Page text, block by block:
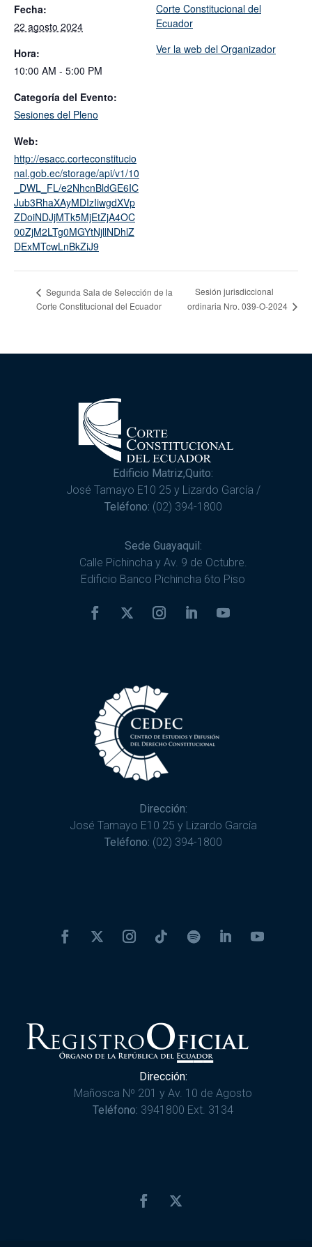
Fecha:
22 agosto 2024
Hora:
10:00 AM - 5:00 PM
Categoría del Evento:
Sesiones del Pleno
Web:
http://esacc.corteconstitucio
nal.gob.ec/storage/api/v1/10
_DWL_FL/e2NhcnBldGE6IC
Jub3RhaXAyMDIzIiwgdXVp
ZDoiNDJjMTk5MjEtZjA4OC
00ZjM2LTg0MGYtNjllNDhlZ
DExMTcwLnBkZiJ9
Corte Constitucional del
Ecuador
Ver la web del Organizador
Segunda Sala de Selección de la
Corte Constitucional del Ecuador
Sesión jurisdiccional
ordinaria Nro. 039-O-2024
Edificio Matriz,Quito:
José Tamayo E10 25 y Lizardo García /
Teléfono: (02) 394-1800
Sede Guayaquil:
Calle Pichincha y Av. 9 de Octubre.
Edificio Banco Pichincha 6to Piso
Dirección:
José Tamayo E10 25 y Lizardo García
Teléfono: (02) 394-1800
Dirección:
Mañosca Nº 201 y Av. 10 de Agosto
Teléfono: 3941800 Ext. 3134